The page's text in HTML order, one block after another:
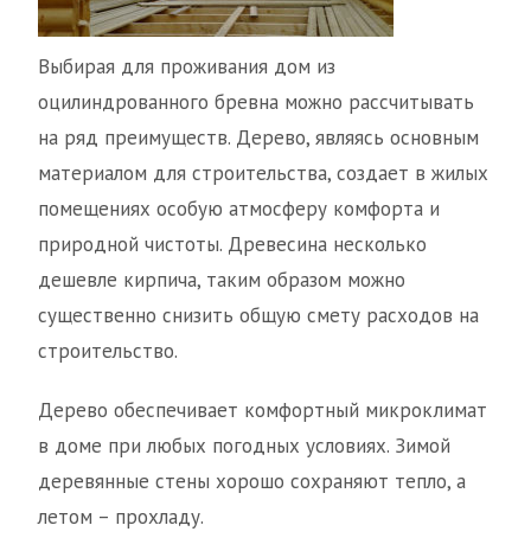
Выбирая для проживания дом из
оцилиндрованного бревна можно рассчитывать
на ряд преимуществ. Дерево, являясь основным
материалом для строительства, создает в жилых
помещениях особую атмосферу комфорта и
природной чистоты. Древесина несколько
дешевле кирпича, таким образом можно
существенно снизить общую смету расходов на
строительство.
Дерево обеспечивает комфортный микроклимат
в доме при любых погодных условиях. Зимой
деревянные стены хорошо сохраняют тепло, а
летом – прохладу.